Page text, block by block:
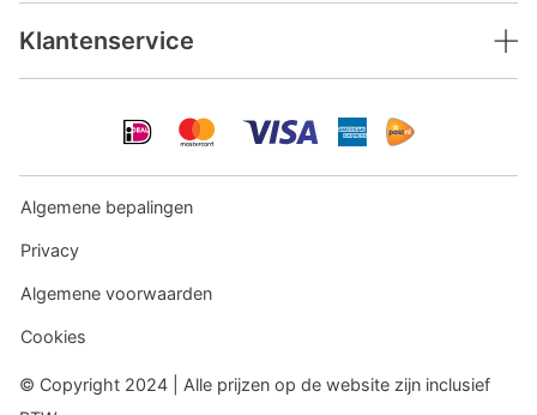
Klantenservice
© Copyright 2024 | Alle prijzen op de website zijn inclusief
Algemene bepalingen
Privacy
Algemene voorwaarden
Cookies